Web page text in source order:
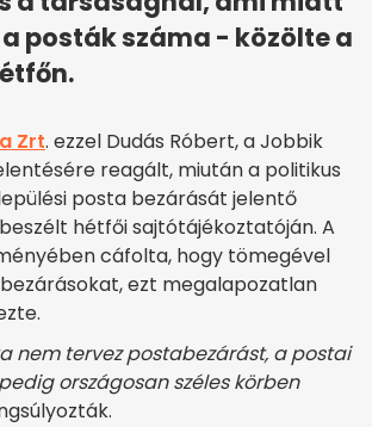
posták száma - közölte a
Zrt. ezzel Dudás Róbert, a Jobbik
reagált, miután a politikus
posta bezárását jelentő
hétfői sajtótájékoztatóján. A
cáfolta, hogy tömegével
ezt megalapozatlan
nem tervez postabezárást, a postai
országosan széles körben